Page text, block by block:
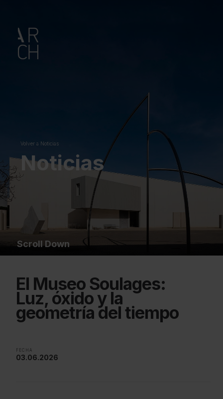
Noticias
Volver a Noticias
Scroll Down
El Museo Soulages:
Luz, óxido y la
geometría del tiempo
FECHA
03.06.2026